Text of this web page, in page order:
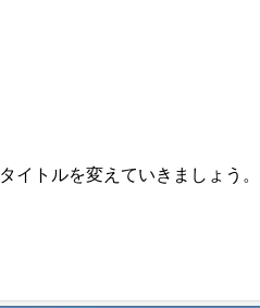
イトルを変えていきましょう。